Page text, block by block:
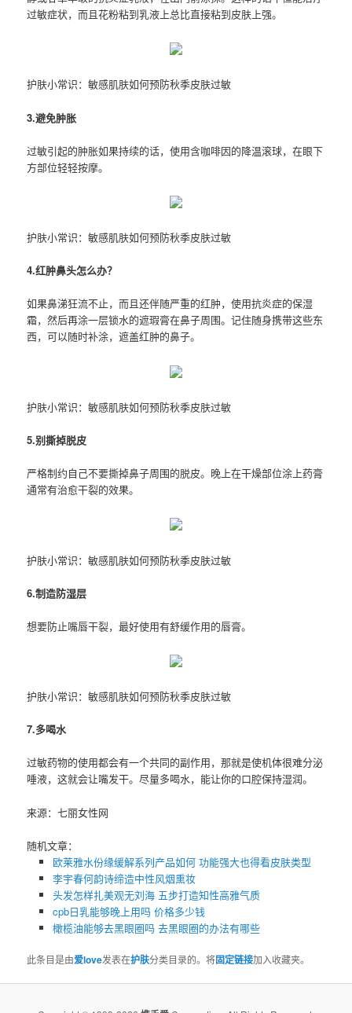
过敏症状，而且花粉粘到乳液上总比直接粘到皮肤上强。
护肤小常识：敏感肌肤如何预防秋季皮肤过敏
3.避免肿胀
过敏引起的肿胀如果持续的话，使用含咖啡因的降温滚球，在眼下
方部位轻轻按摩。
护肤小常识：敏感肌肤如何预防秋季皮肤过敏
4.红肿鼻头怎么办？
如果鼻涕狂流不止，而且还伴随严重的红肿，使用抗炎症的保湿
霜，然后再涂一层锁水的遮瑕膏在鼻子周围。记住随身携带这些东
西，可以随时补涂，遮盖红肿的鼻子。
护肤小常识：敏感肌肤如何预防秋季皮肤过敏
5.别撕掉脱皮
严格制约自己不要撕掉鼻子周围的脱皮。晚上在干燥部位涂上药膏
通常有治愈干裂的效果。
护肤小常识：敏感肌肤如何预防秋季皮肤过敏
6.制造防湿层
想要防止嘴唇干裂，最好使用有舒缓作用的唇膏。
护肤小常识：敏感肌肤如何预防秋季皮肤过敏
7.多喝水
过敏药物的使用都会有一个共同的副作用，那就是使机体很难分泌
唾液，这就会让嘴发干。尽量多喝水，能让你的口腔保持湿润。
来源：七丽女性网
随机文章：
欧莱雅水份缘缓解系列产品如何 功能强大也得看皮肤类型
李宇春何韵诗缔造中性风烟熏妆
头发怎样扎美观无刘海 五步打造知性高雅气质
cpb日乳能够晚上用吗 价格多少钱
橄榄油能够去黑眼圈吗 ​去黑眼圈的办法有哪些
此条目是由爱love发表在护肤分类目录的。将固定链接加入收藏夹。